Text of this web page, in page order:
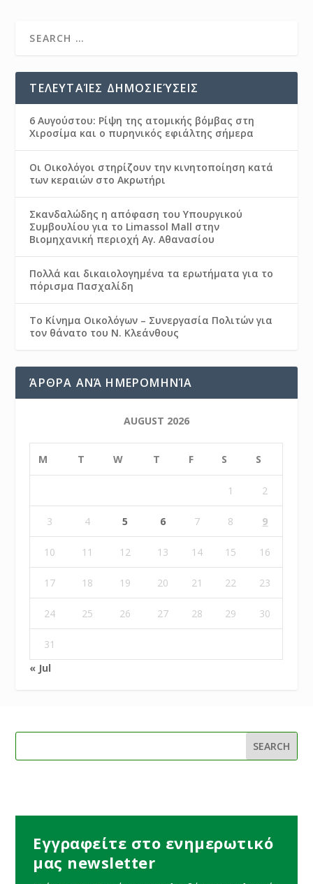
ΤΕΛΕΥΤΑΊΕΣ ΔΗΜΟΣΙΕΎΣΕΙΣ
6 Αυγούστου: Ρίψη της ατομικής βόμβας στη
Χιροσίμα και ο πυρηνικός εφιάλτης σήμερα
Οι Οικολόγοι στηρίζουν την κινητοποίηση κατά
των κεραιών στο Ακρωτήρι
Σκανδαλώδης η απόφαση του Υπουργικού
Συμβουλίου για το Limassol Mall στην
Βιομηχανική περιοχή Αγ. Αθανασίου
Πολλά και δικαιολογημένα τα ερωτήματα για το
πόρισμα Πασχαλίδη
Το Κίνημα Οικολόγων – Συνεργασία Πολιτών για
τον θάνατο του Ν. Κλεάνθους
ΆΡΘΡΑ ΑΝΆ ΗΜΕΡΟΜΗΝΊΑ
AUGUST 2026
M T W T F S S
1 2
3 4 5 6 7 8 9
10 11 12 13 14 15 16
17 18 19 20 21 22 23
24 25 26 27 28 29 30
31
« Jul
Εγγραφείτε στο ενημερωτικό
μας newsletter